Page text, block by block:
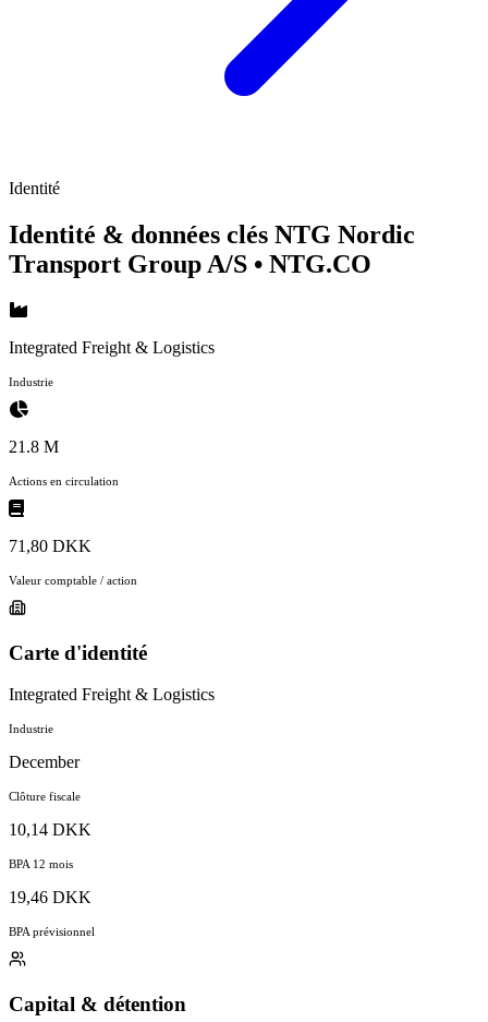
Identité
Identité & données clés NTG Nordic
Transport Group A/S • NTG.CO
Integrated Freight & Logistics
Industrie
21.8 M
Actions en circulation
71,80 DKK
Valeur comptable / action
Carte d'identité
Integrated Freight & Logistics
Industrie
December
Clôture fiscale
10,14 DKK
BPA 12 mois
19,46 DKK
BPA prévisionnel
Capital & détention